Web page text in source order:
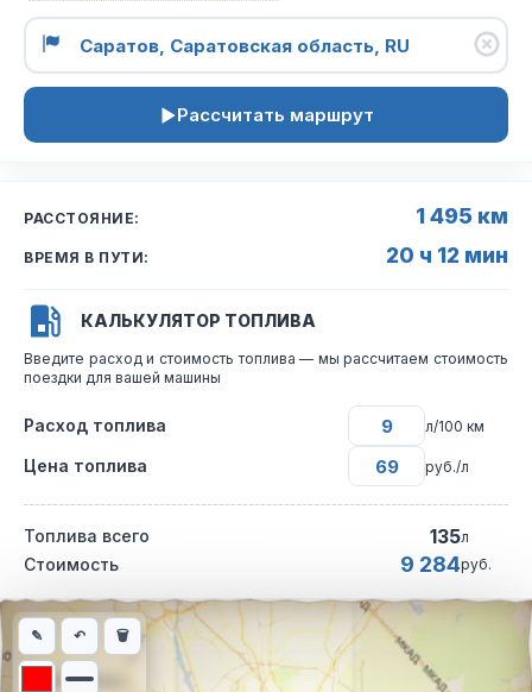
Рассчитать маршрут
РАССТОЯНИЕ: 1 495 км
ВРЕМЯ В ПУТИ: 20 ч 12 мин
КАЛЬКУЛЯТОР ТОПЛИВА
Введите расход и стоимость топлива — мы рассчитаем стоимость
поездки для вашей машины
Расход топлива л/100 км
Цена топлива руб./л
Топлива всего 135л
Стоимость 9 284руб.
Интерактивная карта автомобильного маршрута из города
✎ ↶ 🗑